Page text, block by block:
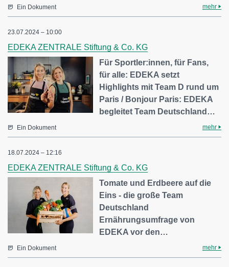
Ein Dokument mehr
23.07.2024 – 10:00
EDEKA ZENTRALE Stiftung & Co. KG
Für Sportler:innen, für Fans,
für alle: EDEKA setzt
Highlights mit Team D rund um
Paris / Bonjour Paris: EDEKA
begleitet Team Deutschland…
Ein Dokument mehr
18.07.2024 – 12:16
EDEKA ZENTRALE Stiftung & Co. KG
Tomate und Erdbeere auf die
Eins - die große Team
Deutschland
Ernährungsumfrage von
EDEKA vor den…
Ein Dokument mehr